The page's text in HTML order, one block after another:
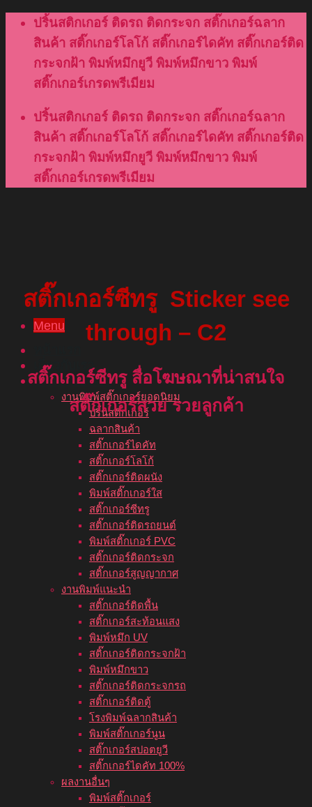
Skip
content
ปริ้นสติกเกอร์ ติดรถ ติดกระจก สติ๊กเกอร์ฉลาก
สินค้า สติ๊กเกอร์โลโก้ สติ๊กเกอร์ไดคัท สติ๊กเกอร์ติด
กระจกฝ้า พิมพ์หมึกยูวี พิมพ์หมึกขาว พิมพ์
สติ๊กเกอร์เกรดพรีเมียม
ปริ้นสติกเกอร์ ติดรถ ติดกระจก สติ๊กเกอร์ฉลาก
สินค้า สติ๊กเกอร์โลโก้ สติ๊กเกอร์ไดคัท สติ๊กเกอร์ติด
กระจกฝ้า พิมพ์หมึกยูวี พิมพ์หมึกขาว พิมพ์
สติ๊กเกอร์เกรดพรีเมียม
Menu
เกี่ยวกับเรา
บริการของเรา
งานพิมพ์สติ๊กเกอร์ยอดนิยม
ปริ้นสติกเกอร์
ฉลากสินค้า
สติ๊กเกอร์ไดคัท
สติ๊กเกอร์โลโก้
สติ๊กเกอร์ติดผนัง
พิมพ์สติ๊กเกอร์ใส
สติ๊กเกอร์ซีทรู
สติ๊กเกอร์ติดรถยนต์
พิมพ์สติ๊กเกอร์ PVC
สติ๊กเกอร์ติดกระจก
สติ๊กเกอร์สูญญากาศ
งานพิมพ์แนะนำ
สติ๊กเกอร์ติดพื้น
สติ๊กเกอร์สะท้อนแสง
พิมพ์หมึก UV
สติ๊กเกอร์ติดกระจกฝ้า
พิมพ์หมึกขาว
สติ๊กเกอร์ติดกระจกรถ
สติ๊กเกอร์ติดตู้
โรงพิมพ์ฉลากสินค้า
พิมพ์สติ๊กเกอร์นูน
สติ๊กเกอร์สปอตยูวี
สติ๊กเกอร์ไดคัท 100%
ผลงานอื่นๆ
พิมพ์สติ๊กเกอร์
สติ๊กเกอร์ซีทรู Sticker see
through – C2
สติ๊กเกอร์ซีทรู สื่อโฆษณาที่น่าสนใจ
สติ๊กเกอร์สวย รวยลูกค้า